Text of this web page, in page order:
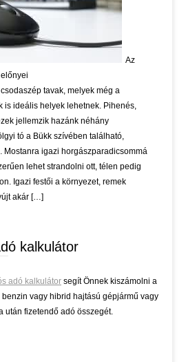
Az
tavak, melyek még a
is ideális helyek lehetnek. Pihenés,
jellemzik hazánk néhány
tó a Bükk szívében található,
Mostanra igazi horgászparadicsommá
lehet strandolni ott, télen pedig
Igazi festői a környezet, remek
akár […]
kalkulátor
adó kalkulátor segít Önnek kiszámolni a
vagy hibrid hajtású gépjármű vagy
után fizetendő adó összegét.